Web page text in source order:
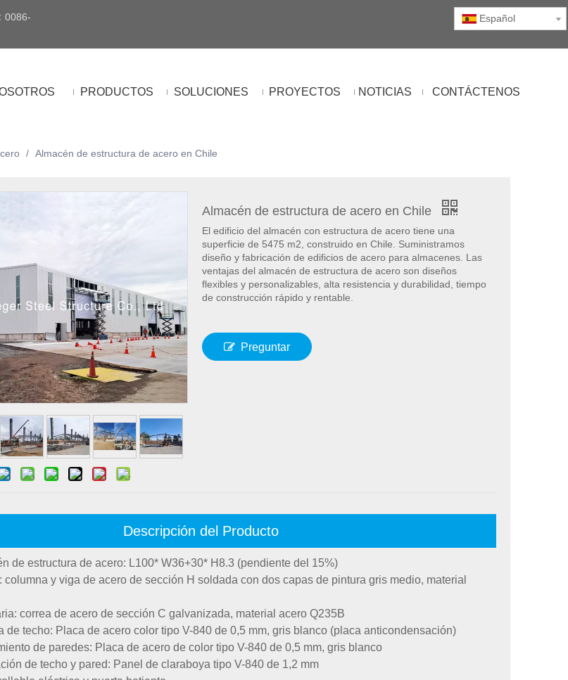
: 0086-
Español
PRODUCTOS SOLUCIONES PROYECTOS NOTICIAS CONTÁCTENOS
/ Almacén de estructura de acero en Chile
Almacén de estructura de acero en Chile
El edificio del almacén con estructura de acero tiene una
superficie de 5475 m2, construido en Chile. Suministramos
diseño y fabricación de edificios de acero para almacenes. Las
ventajas del almacén de estructura de acero son diseños
flexibles y personalizables, alta resistencia y durabilidad, tiempo
de construcción rápido y rentable.
Preguntar
Descripción del Producto
de estructura de acero: L100* W36+30* H8.3 (pendiente del 15%)
columna y viga de acero de sección H soldada con dos capas de pintura gris medio, material
correa de acero de sección C galvanizada, material acero Q235B
de techo: Placa de acero color tipo V-840 de 0,5 mm, gris blanco (placa anticondensación)
de paredes: Placa de acero de color tipo V-840 de 0,5 mm, gris blanco
de techo y pared: Panel de claraboya tipo V-840 de 1,2 mm